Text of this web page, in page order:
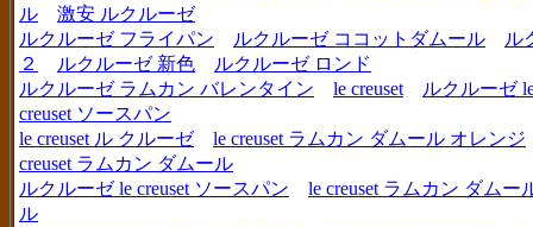
ル
激安 ルクルーゼ
ルクルーゼ フライパン
ルクルーゼ ココットダムール
ル
２
ルクルーゼ 新色
ルクルーゼ ロンド
ルクルーゼ ラムカン バレンタイン
le creuset
ルクルーゼ
creuset ソースパン
le creuset ル クルーゼ
le creuset ラムカン ダムール オレンジ
creuset ラムカン ダムール
ルクルーゼ le creuset ソースパン
le creuset ラムカン ダム
ル